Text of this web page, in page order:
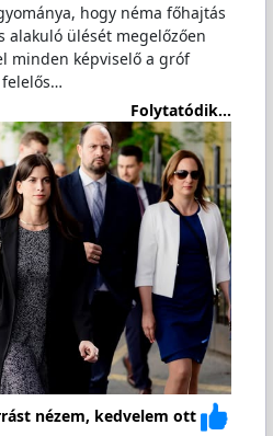
hogy néma főhajtás
alakuló ülését megelőzően
minden képviselő a gróf
felelős…
Folytatódik...
nézem, kedvelem ott